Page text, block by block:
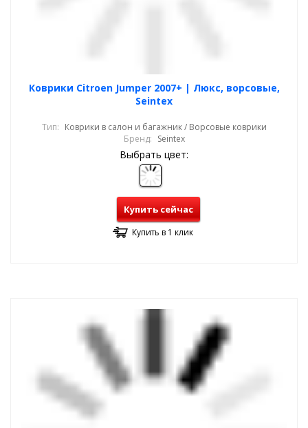
Коврики Citroen Jumper 2007+ | Люкс, ворсовые,
Seintex
Тип: Коврики в салон и багажник / Ворсовые коврики
Бренд: Seintex
Выбрать цвет:
Купить сейчас
Купить в 1 клик